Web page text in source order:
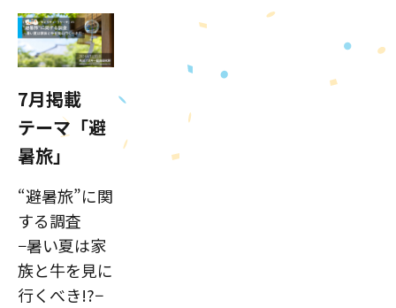
7月掲載
テーマ「避
暑旅」
“避暑旅”に関
する調査
−暑い夏は家
族と牛を見に
行くべき!?−